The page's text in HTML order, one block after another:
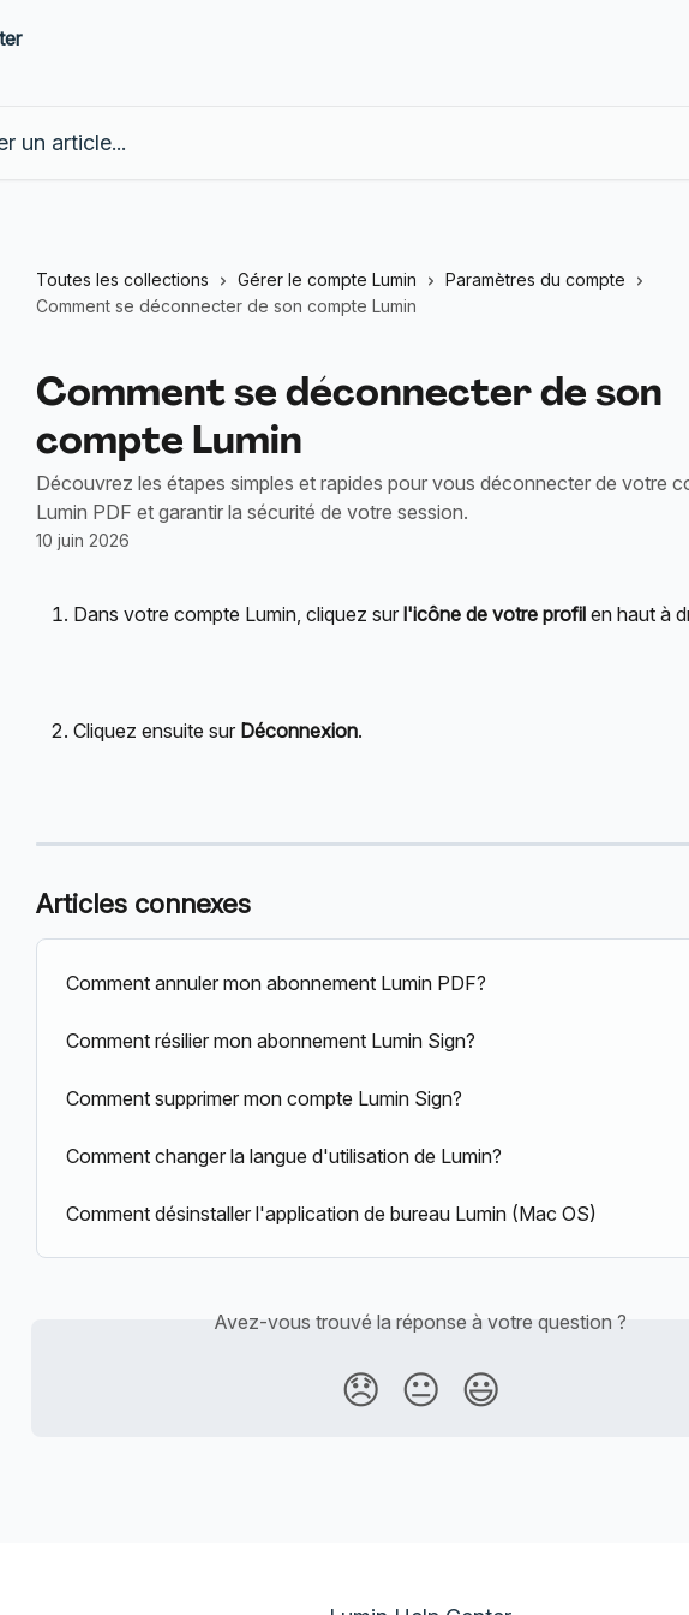
Toutes les collections Gérer le compte Lumin
Paramètres du compte
Comment se déconnecter de son compte Lumin
Comment se déconnecter de son
compte Lumin
Découvrez les étapes simples et rapides pour vous déconnecter de votre
Lumin PDF et garantir la sécurité de votre session.
10 juin 2026
Dans votre compte Lumin, cliquez sur l'icône de votre profil en haut à
Cliquez ensuite sur Déconnexion.
Articles connexes
Comment annuler mon abonnement Lumin PDF?
Comment résilier mon abonnement Lumin Sign?
Comment supprimer mon compte Lumin Sign?
Comment changer la langue d'utilisation de Lumin?
Comment désinstaller l'application de bureau Lumin (Mac OS)
Avez-vous trouvé la réponse à votre question ?
😞 😐 😃